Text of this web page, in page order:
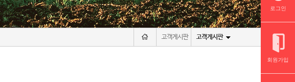
로그인
회원가입
고객게시판 고객게시판